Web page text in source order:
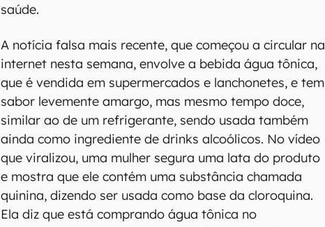
saúde.
A notícia falsa mais recente, que começou a circular na
internet nesta semana, envolve a bebida água tônica,
que é vendida em supermercados e lanchonetes, e tem
sabor levemente amargo, mas mesmo tempo doce,
similar ao de um refrigerante, sendo usada também
ainda como ingrediente de drinks alcoólicos. No vídeo
que viralizou, uma mulher segura uma lata do produto
e mostra que ele contém uma substância chamada
quinina, dizendo ser usada como base da cloroquina.
Ela diz que está comprando água tônica no